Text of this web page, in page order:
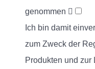
genommen
Ich bin damit
zum Zweck der
Produkten und zur